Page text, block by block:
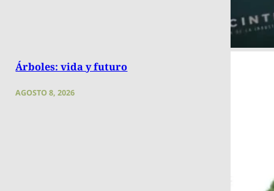
Árboles: vida y futuro
AGOSTO 8, 2026